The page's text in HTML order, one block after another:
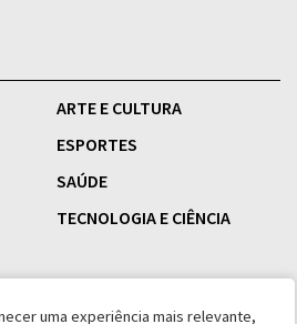
ARTE E CULTURA
ESPORTES
SAÚDE
TECNOLOGIA E CIÊNCIA
uma experiência mais relevante,